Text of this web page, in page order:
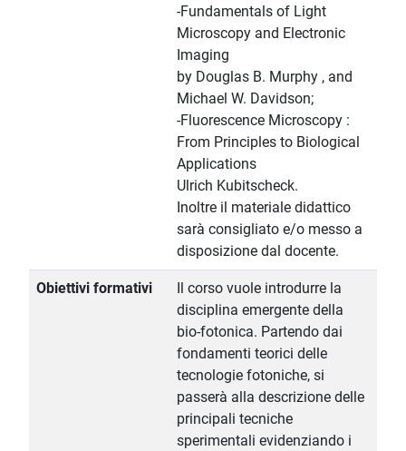
-Fundamentals of Light
Microscopy and Electronic
Imaging
by Douglas B. Murphy , and
Michael W. Davidson;
-Fluorescence Microscopy :
From Principles to Biological
Applications
Ulrich Kubitscheck.
Inoltre il materiale didattico
sarà consigliato e/o messo a
disposizione dal docente.
Obiettivi formativi
Il corso vuole introdurre la
disciplina emergente della
bio-fotonica. Partendo dai
fondamenti teorici delle
tecnologie fotoniche, si
passerà alla descrizione delle
principali tecniche
sperimentali evidenziando i